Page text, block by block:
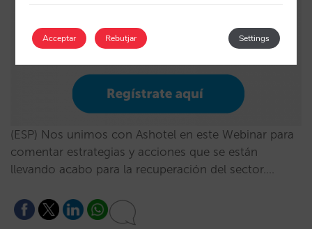
(ESP) Nos unimos con Ashotel en este Webinar para
comentar estrategias y acciones que se están
llevando acabo para la recuperación del sector.…
Acceptar Settings
Rebutjar